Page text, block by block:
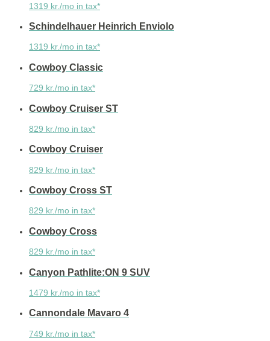
1319 kr./mo in tax*
Schindelhauer Heinrich Enviolo
1319 kr./mo in tax*
Cowboy Classic
729 kr./mo in tax*
Cowboy Cruiser ST
829 kr./mo in tax*
Cowboy Cruiser
829 kr./mo in tax*
Cowboy Cross ST
829 kr./mo in tax*
Cowboy Cross
829 kr./mo in tax*
Canyon Pathlite:ON 9 SUV
1479 kr./mo in tax*
Cannondale Mavaro 4
749 kr./mo in tax*